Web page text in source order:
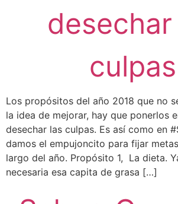
desechar
culpas
Los propósitos del año 2018 que no
la idea de mejorar, hay que ponerlos
desechar las culpas. Es así como en
damos el empujoncito para fijar
largo del año. Propósito 1, La dieta.
necesaria esa capita de grasa […]